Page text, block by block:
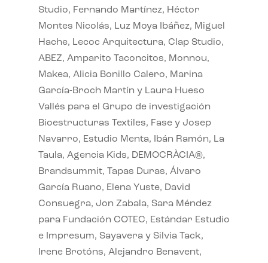
Studio, Fernando Martínez, Héctor
Montes Nicolás, Luz Moya Ibáñez, Miguel
Hache, Lecoc Arquitectura, Clap Studio,
ABEZ, Amparito Taconcitos, Monnou,
Makea, Alicia Bonillo Calero, Marina
García-Broch Martín y Laura Hueso
Vallés para el Grupo de investigación
Bioestructuras Textiles, Fase y Josep
Navarro, Estudio Menta, Ibán Ramón, La
Taula, Agencia Kids, DEMOCRÀCIA®,
Brandsummit, Tapas Duras, Álvaro
García Ruano, Elena Yuste, David
Consuegra, Jon Zabala, Sara Méndez
para Fundación COTEC, Estándar Estudio
e Impresum, Sayavera y Silvia Tack,
Irene Brotóns, Alejandro Benavent,